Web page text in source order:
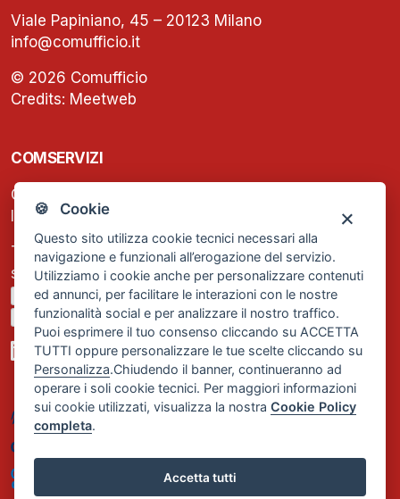
🍪 Cookie
Questo sito utilizza cookie tecnici necessari alla
navigazione e funzionali all’erogazione del servizio.
Utilizziamo i cookie anche per personalizzare contenuti
ed annunci, per facilitare le interazioni con le nostre
funzionalità social e per analizzare il nostro traffico.
Puoi esprimere il tuo consenso cliccando su ACCETTA
TUTTI oppure personalizzare le tue scelte cliccando su
Personalizza.Chiudendo il banner, continueranno ad
operare i soli cookie tecnici. Per maggiori informazioni
sui cookie utilizzati, visualizza la nostraCookie Policy
completa.
Accetta tutti
Viale Papiniano, 45 – 20123 Milano
info@comufficio.it
© 2026 Comufficio
Credits: Meetweb
COMSERVIZI
C.F. e P.IVA: 13474420158
Iscrizione REA Milano n. 1656740
Tel. +39 02 2838 1307
segreteria@comservizi.eu
Privacy Policy
Cookie Policy